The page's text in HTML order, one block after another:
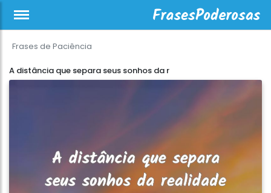
Frases de Paciência
A distância que separa seus sonhos da r